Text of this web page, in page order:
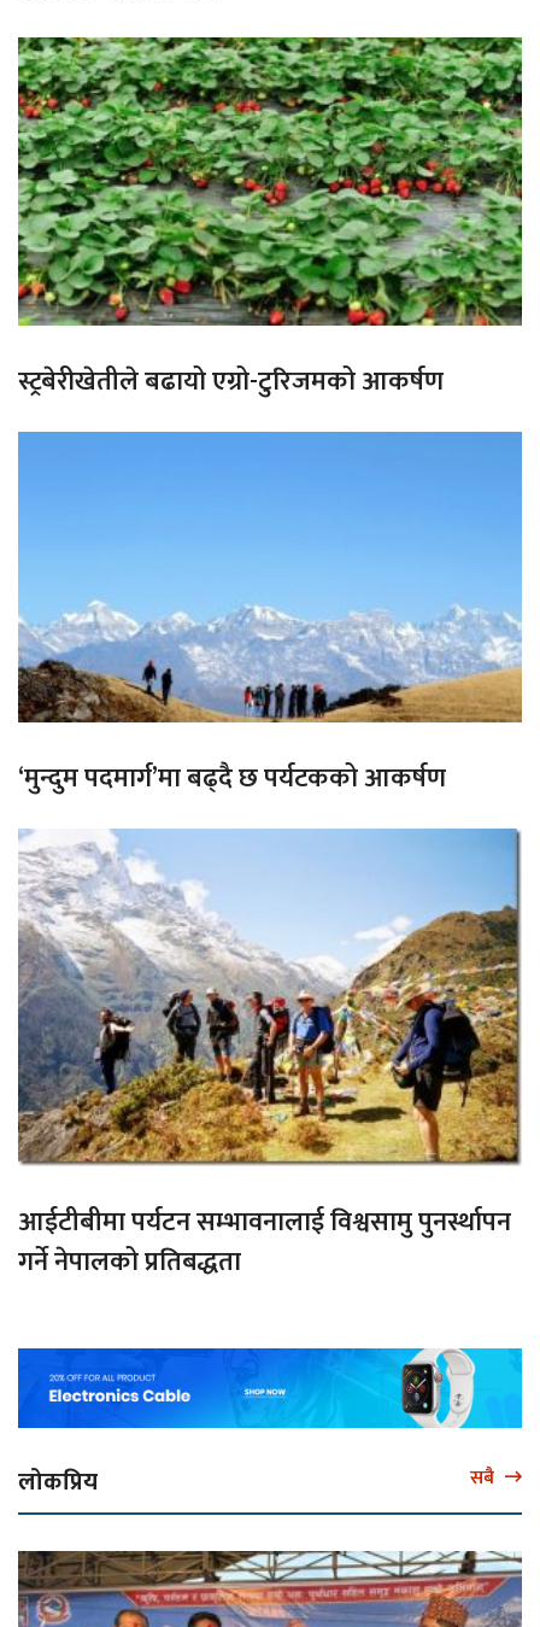
स्ट्रबेरीखेतीले बढायो एग्रो-टुरिजमको आकर्षण
‘मुन्दुम पदमार्ग’मा बढ्दै छ पर्यटकको आकर्षण
आईटीबीमा पर्यटन सम्भावनालाई विश्वसामु पुनर्स्थापन
गर्ने नेपालको प्रतिबद्धता
लोकप्रिय सबै